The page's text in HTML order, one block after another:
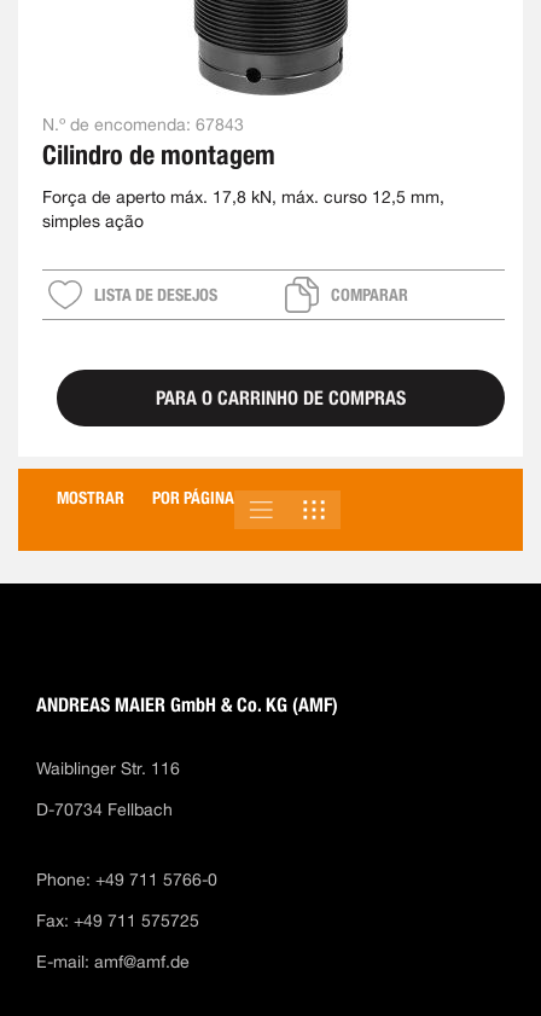
N.º de encomenda: 67843
Cilindro de montagem
Força de aperto máx. 17,8 kN, máx. curso 12,5 mm,
simples ação
LISTA DE DESEJOS COMPARAR
PARA O CARRINHO DE COMPRAS
MOSTRAR POR PÁGINA
VER
COMO
LISTA
ANDREAS MAIER GmbH & Co. KG (AMF)
Waiblinger Str. 116
D-70734 Fellbach
Phone: +49 711 5766-0
Fax: +49 711 575725
E-mail: amf@amf.de